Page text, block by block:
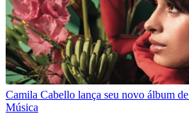
Camila Cabello lança seu novo álbum
Música